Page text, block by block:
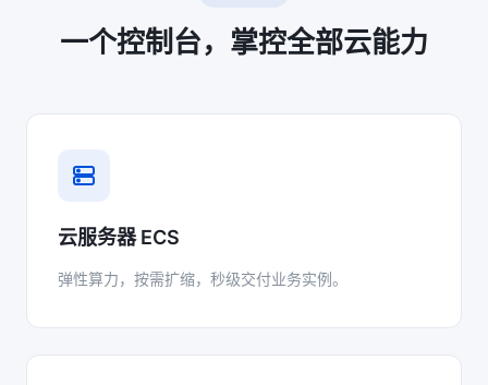
一个控制台，掌控全部云能力
云服务器 ECS
弹性算力，按需扩缩，秒级交付业务实例。